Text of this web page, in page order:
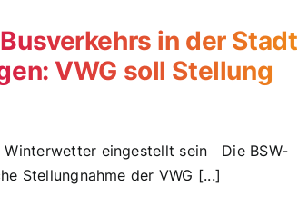
in der Stadt
VWG soll Stellung
Winterwetter eingestellt sein Die BSW-
Stellungnahme der VWG [...]